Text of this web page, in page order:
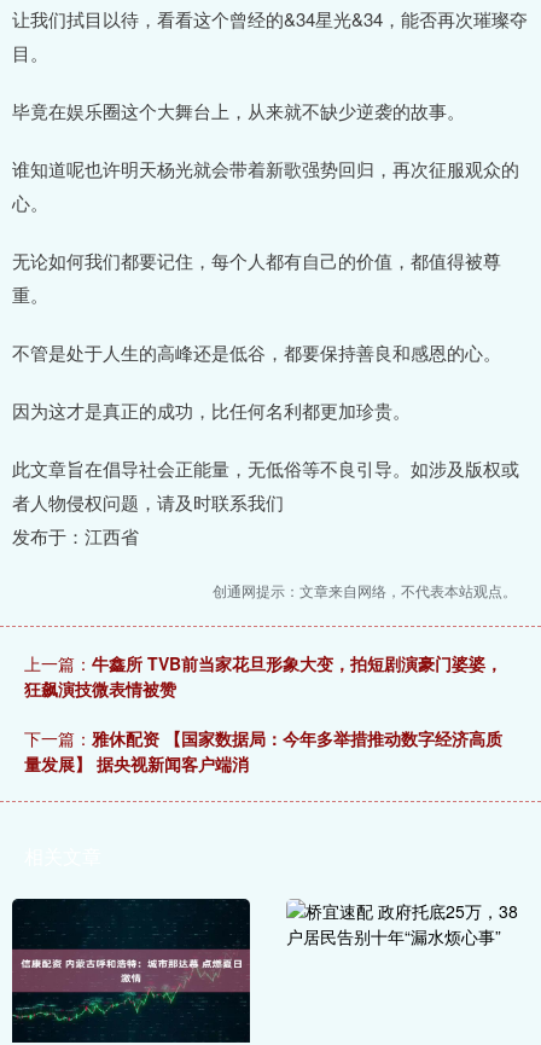
让我们拭目以待，看看这个曾经的&34星光&34，能否再次璀璨夺
目。
毕竟在娱乐圈这个大舞台上，从来就不缺少逆袭的故事。
谁知道呢也许明天杨光就会带着新歌强势回归，再次征服观众的
心。
无论如何我们都要记住，每个人都有自己的价值，都值得被尊
重。
不管是处于人生的高峰还是低谷，都要保持善良和感恩的心。
因为这才是真正的成功，比任何名利都更加珍贵。
此文章旨在倡导社会正能量，无低俗等不良引导。如涉及版权或
者人物侵权问题，请及时联系我们
发布于：江西省
创通网提示：文章来自网络，不代表本站观点。
上一篇： 牛鑫所 TVB前当家花旦形象大变，拍短剧演豪门婆婆，
狂飙演技微表情被赞
下一篇： 雅休配资 【国家数据局：今年多举措推动数字经济高质
量发展】 据央视新闻客户端消